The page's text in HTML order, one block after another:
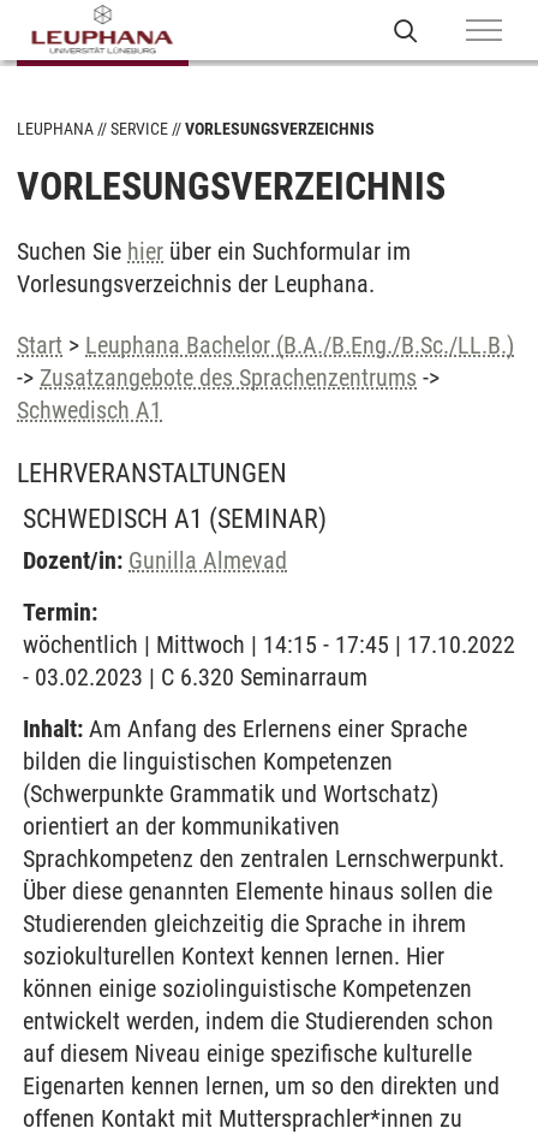
LEUPHANA SERVICE VORLESUNGSVERZEICHNIS
VORLESUNGSVERZEICHNIS
Suchen Sie hier über ein Suchformular im
Vorlesungsverzeichnis der Leuphana.
Start > Leuphana Bachelor (B.A./B.Eng./B.Sc./LL.B.)
-> Zusatzangebote des Sprachenzentrums ->
Schwedisch A1
LEHRVERANSTALTUNGEN
SCHWEDISCH A1 (SEMINAR)
Dozent/in: Gunilla Almevad
Termin:
wöchentlich | Mittwoch | 14:15 - 17:45 | 17.10.2022
- 03.02.2023 | C 6.320 Seminarraum
Inhalt: Am Anfang des Erlernens einer Sprache
bilden die linguistischen Kompetenzen
(Schwerpunkte Grammatik und Wortschatz)
orientiert an der kommunikativen
Sprachkompetenz den zentralen Lernschwerpunkt.
Über diese genannten Elemente hinaus sollen die
Studierenden gleichzeitig die Sprache in ihrem
soziokulturellen Kontext kennen lernen. Hier
können einige soziolinguistische Kompetenzen
entwickelt werden, indem die Studierenden schon
auf diesem Niveau einige spezifische kulturelle
Eigenarten kennen lernen, um so den direkten und
offenen Kontakt mit Muttersprachler*innen zu